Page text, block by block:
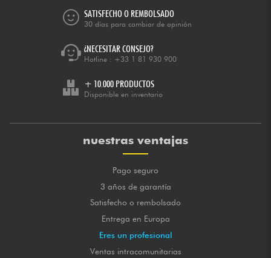
SATISFECHO O REMBOLSADO
30 días para cambiar de opinión
¿NECESITAR CONSEJO?
Hotline : +33 1 81 930 900
+ 10.000 PRODUCTOS
Disponible en inventario
nuestras ventajas
Pago seguro
3 años de garantía
Satisfecho o rembolsado
Entrega en Europa
Eres un profesional
Ventas intracomunitarias